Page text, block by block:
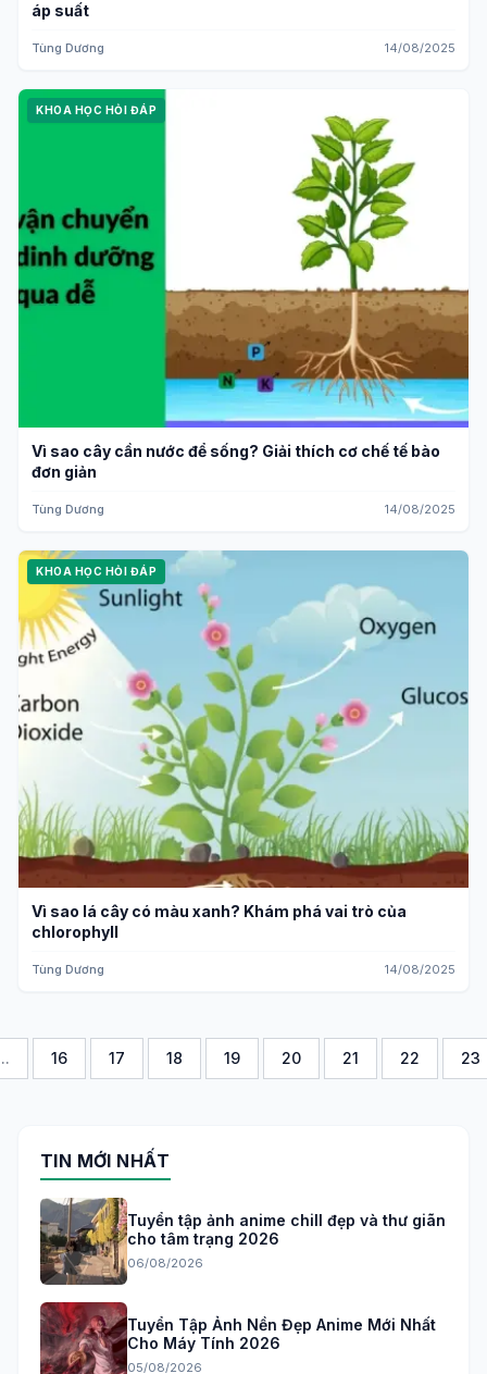
áp suất
Tùng Dương 14/08/2025
KHOA HỌC HỎI ĐÁP
Vì sao cây cần nước để sống? Giải thích cơ chế tế bào
đơn giản
Tùng Dương 14/08/2025
KHOA HỌC HỎI ĐÁP
Vì sao lá cây có màu xanh? Khám phá vai trò của
chlorophyll
Tùng Dương 14/08/2025
16 17 18 19 20 21 22 23
TIN MỚI NHẤT
Tuyển tập ảnh anime chill đẹp và thư giãn
cho tâm trạng 2026
06/08/2026
Tuyển Tập Ảnh Nền Đẹp Anime Mới Nhất
Cho Máy Tính 2026
05/08/2026